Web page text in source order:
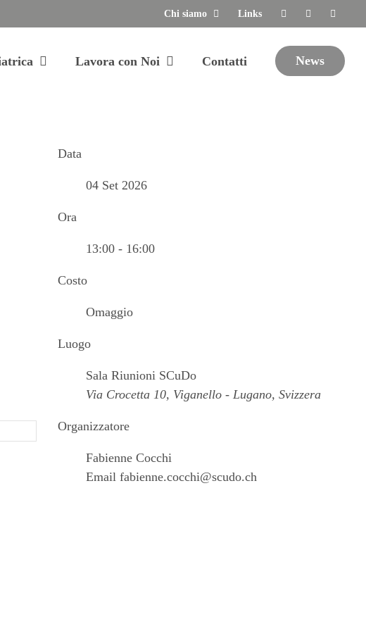
Chi siamo Links
Lavora con Noi Contatti News
Data
04 Set 2026
Ora
13:00 - 16:00
Costo
Omaggio
Luogo
Sala Riunioni SCuDo
Via Crocetta 10, Viganello - Lugano, Svizzera
Organizzatore
Fabienne Cocchi
Email fabienne.cocchi@scudo.ch